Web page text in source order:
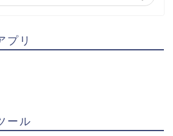
プリ
ール